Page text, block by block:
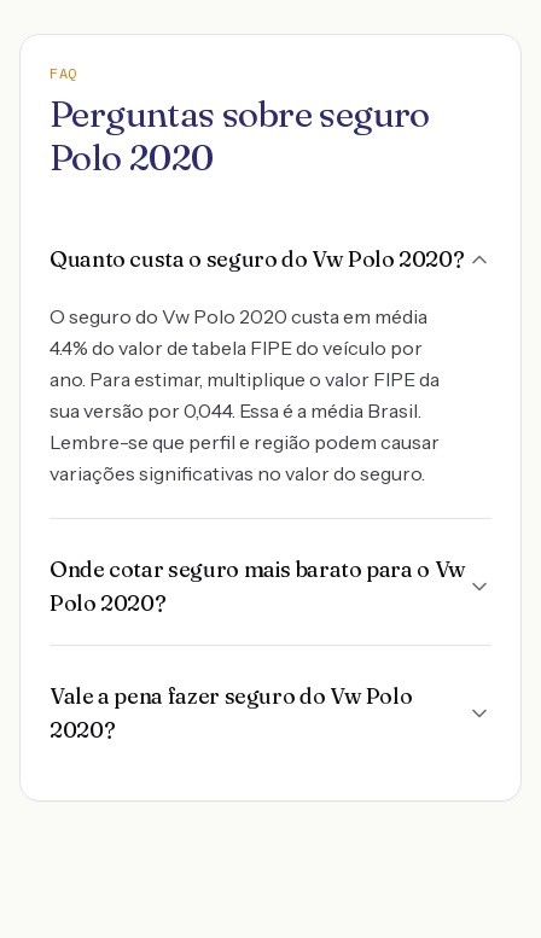
FAQ
Perguntas sobre seguro
Polo 2020
Quanto custa o seguro do Vw Polo 2020?
O seguro do Vw Polo 2020 custa em média
4.4% do valor de tabela FIPE do veículo por
ano. Para estimar, multiplique o valor FIPE da
sua versão por 0,044. Essa é a média Brasil.
Lembre-se que perfil e região podem causar
variações significativas no valor do seguro.
Onde cotar seguro mais barato para o Vw
Polo 2020?
Vale a pena fazer seguro do Vw Polo
2020?